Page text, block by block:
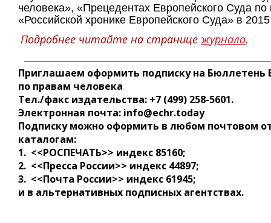
человека», «Прецедентах Европейского Суда
«Российской хронике Европейского Суда» в
Подробнее читайте на страницежурнала.
Приглашаем оформить подписку на Бюллетень
по правам человека
Тел./факс издательства: +7 (499) 258-5601.
Электронная почта: info@echr.today
Подписку можно оформить в любом почтовом
каталогам:
1. <<РОСПЕЧАТЬ>> индекс 85160;
2. <<Пресса России>> индекс 44897;
3. <<Почта России>> индекс 61945;
и в альтернативных подписных агентствах.